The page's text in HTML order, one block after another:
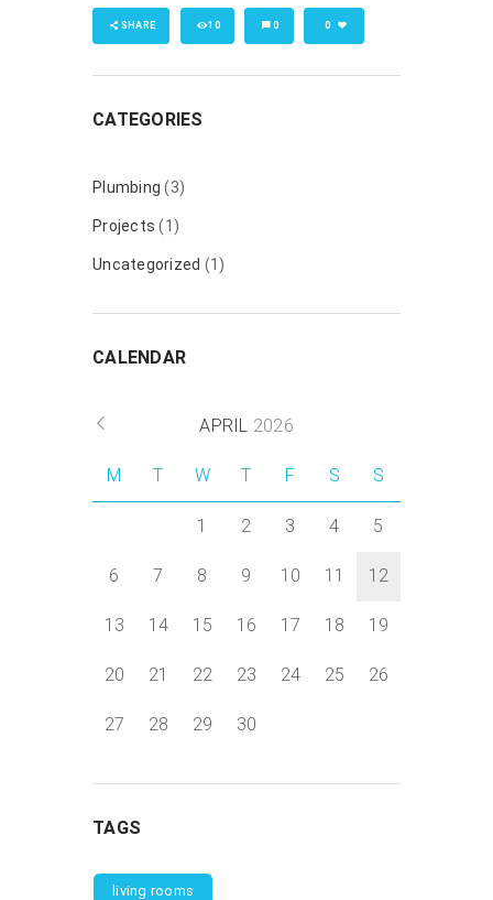
SHARE 10 0 0
CATEGORIES
Plumbing (3)
Projects (1)
Uncategorized (1)
CALENDAR
APRIL 2026
M T W T F S S
1 2 3 4 5
6 7 8 9 10 11 12
13 14 15 16 17 18 19
20 21 22 23 24 25 26
27 28 29 30
TAGS
living rooms